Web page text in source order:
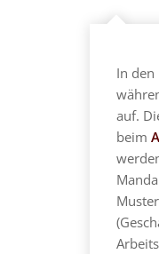
In
auf.
beim